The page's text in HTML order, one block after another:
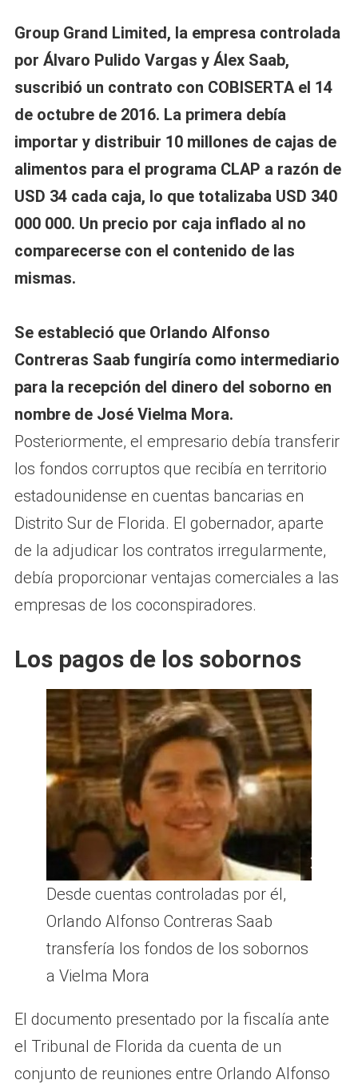
Group Grand Limited, la empresa controlada
por Álvaro Pulido Vargas y Álex Saab,
suscribió un contrato con COBISERTA el 14
de octubre de 2016. La primera debía
importar y distribuir 10 millones de cajas de
alimentos para el programa CLAP a razón de
USD 34 cada caja, lo que totalizaba USD 340
000 000. Un precio por caja inflado al no
comparecerse con el contenido de las
mismas.
Se estableció que Orlando Alfonso
Contreras Saab fungiría como intermediario
para la recepción del dinero del soborno en
nombre de José Vielma Mora.
Posteriormente, el empresario debía transferir
los fondos corruptos que recibía en territorio
estadounidense en cuentas bancarias en
Distrito Sur de Florida. El gobernador, aparte
de la adjudicar los contratos irregularmente,
debía proporcionar ventajas comerciales a las
empresas de los coconspiradores.
Los pagos de los sobornos
Desde cuentas controladas por él,
Orlando Alfonso Contreras Saab
transfería los fondos de los sobornos
a Vielma Mora
El documento presentado por la fiscalía ante
el Tribunal de Florida da cuenta de un
conjunto de reuniones entre Orlando Alfonso